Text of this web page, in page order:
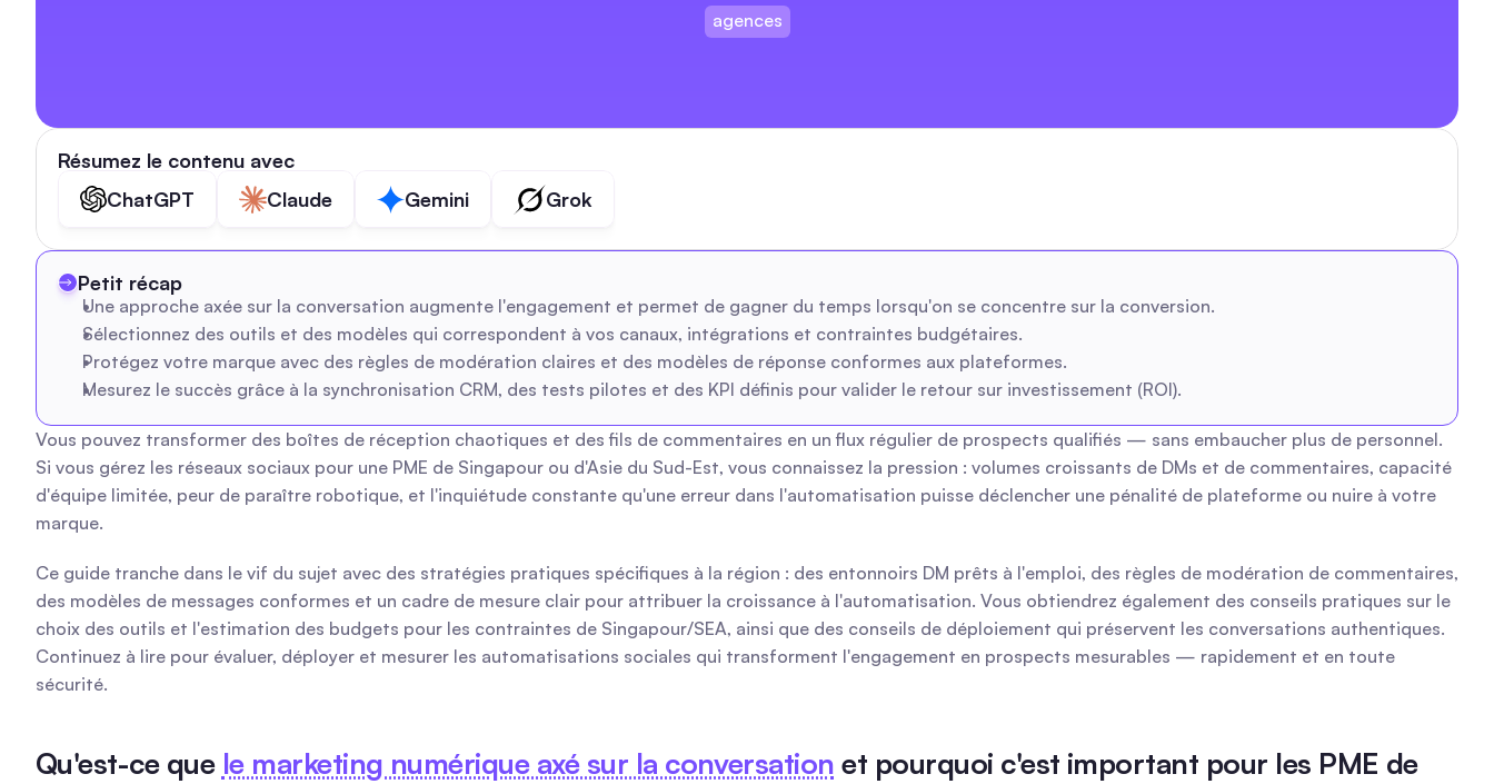
Résumez le contenu avec
ChatGPT
Claude Gemini Grok
Petit récap
Une approche axée sur la conversation augmente l'engagement et permet de gagner du temps lorsqu'on se concentre sur la conversion.
Sélectionnez des outils et des modèles qui correspondent à vos canaux, intégrations et contraintes budgétaires.
Protégez votre marque avec des règles de modération claires et des modèles de réponse conformes aux plateformes.
Mesurez le succès grâce à la synchronisation CRM, des tests pilotes et des KPI définis pour valider le retour sur investissement (ROI).
Vous pouvez transformer des boîtes de réception chaotiques et des fils de commentaires en un flux régulier de prospects qualifiés — sans embaucher plus de personnel.
Si vous gérez les réseaux sociaux pour une PME de Singapour ou d'Asie du Sud-Est, vous connaissez la pression : volumes croissants de DMs et de commentaires, capacité
d'équipe limitée, peur de paraître robotique, et l'inquiétude constante qu'une erreur dans l'automatisation puisse déclencher une pénalité de plateforme ou nuire à votre
marque.
Ce guide tranche dans le vif du sujet avec des stratégies pratiques spécifiques à la région : des entonnoirs DM prêts à l'emploi, des règles de modération de commentaires,
des modèles de messages conformes et un cadre de mesure clair pour attribuer la croissance à l'automatisation. Vous obtiendrez également des conseils pratiques sur le
choix des outils et l'estimation des budgets pour les contraintes de Singapour/SEA, ainsi que des conseils de déploiement qui préservent les conversations authentiques.
Continuez à lire pour évaluer, déployer et mesurer les automatisations sociales qui transforment l'engagement en prospects mesurables — rapidement et en toute
sécurité.
Qu'est-ce que le marketing numérique axé sur la conversation et pourquoi c'est important pour les PME de
agences